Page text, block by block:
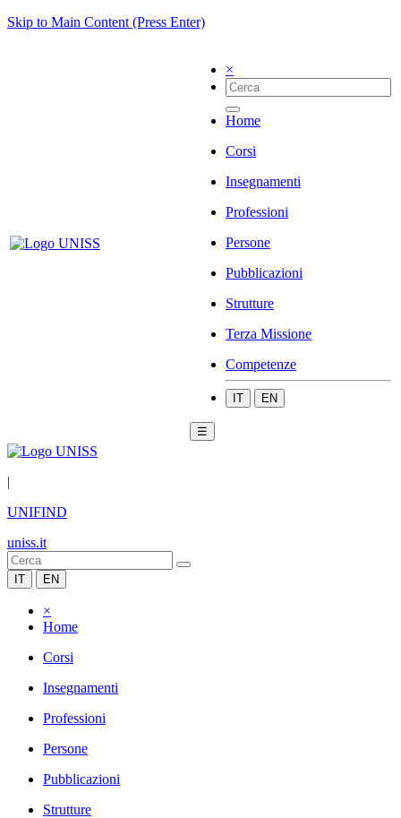
Skip to Main Content (Press Enter)
×
Home
Corsi
Insegnamenti
Professioni
Persone
Pubblicazioni
Strutture
Terza Missione
Competenze
IT EN
☰
|
UNIFIND
uniss.it
IT EN
×
Home
Corsi
Insegnamenti
Professioni
Persone
Pubblicazioni
Strutture